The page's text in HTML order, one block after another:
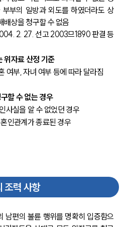
부의 일방과 외도를 하였더라도 상
배상을 청구할 수 없음
2. 27. 선고 2003므1890 판결 등
위자료 산정 기준
여부, 자녀 여부 등에 따라 달라짐
할 수 없는 경우
사실을 알 수 없었던 경우
인관계가 종료된 경우
조력 사항
남편의 불륜 행위를 명확히 입증함으